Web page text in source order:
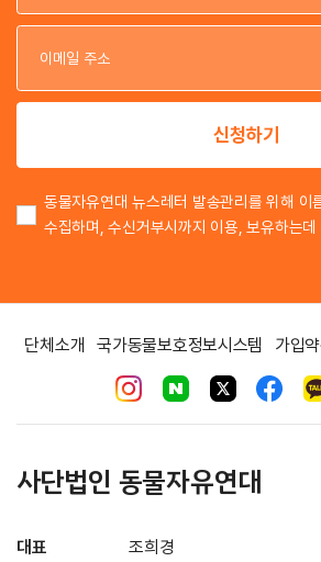
신청하기
동물자유연대 뉴스레터 발송관리를 위해 이
수집하며, 수신거부시까지 이용, 보유하는
단체소개 국가동물보호정보시스템 가입
사단법인 동물자유연대
대표
조희경